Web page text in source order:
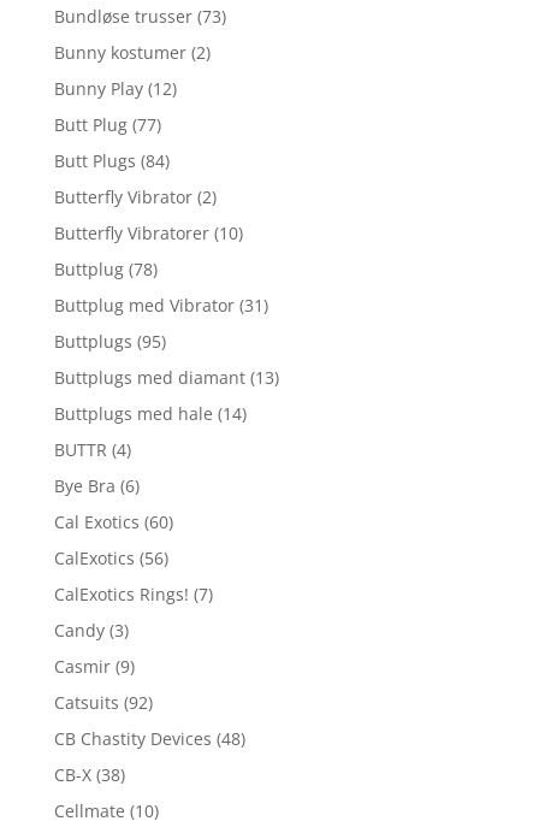
Bundløse trusser (73)
Bunny kostumer (2)
Bunny Play (12)
Butt Plug (77)
Butt Plugs (84)
Butterfly Vibrator (2)
Butterfly Vibratorer (10)
Buttplug (78)
Buttplug med Vibrator (31)
Buttplugs (95)
Buttplugs med diamant (13)
Buttplugs med hale (14)
BUTTR (4)
Bye Bra (6)
Cal Exotics (60)
CalExotics (56)
CalExotics Rings! (7)
Candy (3)
Casmir (9)
Catsuits (92)
CB Chastity Devices (48)
CB-X (38)
Cellmate (10)